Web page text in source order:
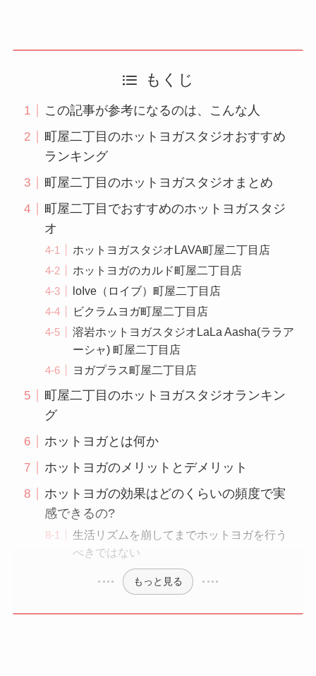
もくじ
この記事が参考になるのは、こんな人
町屋二丁目のホットヨガスタジオおすすめ
ランキング
町屋二丁目のホットヨガスタジオまとめ
町屋二丁目でおすすめのホットヨガスタジ
オ
ホットヨガスタジオLAVA町屋二丁目店
ホットヨガのカルド町屋二丁目店
loIve（ロイブ）町屋二丁目店
ビクラムヨガ町屋二丁目店
溶岩ホットヨガスタジオLaLa Aasha(ララア
ーシャ) 町屋二丁目店
ヨガプラス町屋二丁目店
町屋二丁目のホットヨガスタジオランキン
グ
ホットヨガとは何か
ホットヨガのメリットとデメリット
ホットヨガの効果はどのくらいの頻度で実
感できるの?
生活リズムを崩してまでホットヨガを行う
べきではない
もっと見る